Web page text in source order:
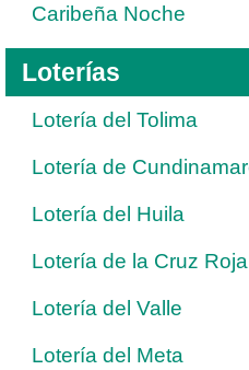
Caribeña Noche
Loterías
Lotería del Tolima
Lotería de
Lotería del Huila
Lotería de la Cruz Roja
Lotería del Valle
Lotería del Meta